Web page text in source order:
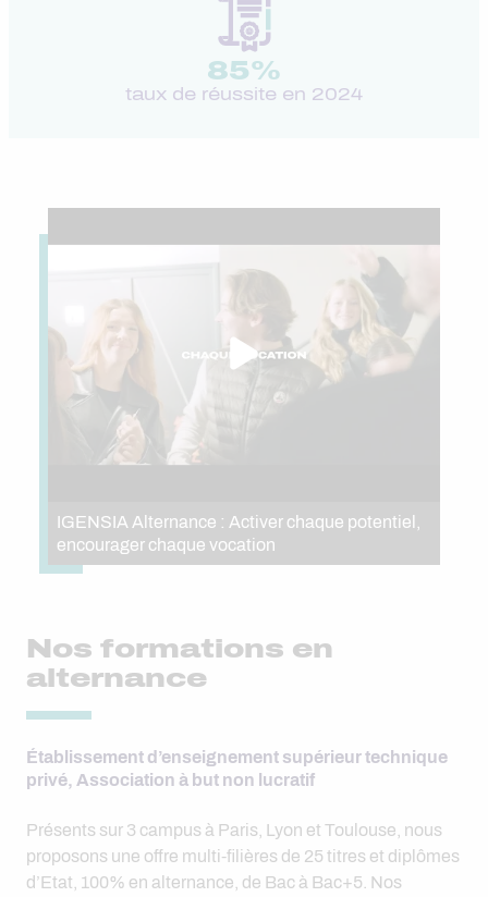
85%
taux de réussite en 2024
IGENSIA Alternance : Activer chaque potentiel,
encourager chaque vocation
Nos formations en
alternance
Établissement d’enseignement supérieur technique
privé, Association à but non lucratif
Présents sur 3 campus à Paris, Lyon et Toulouse, nous
proposons une offre multi-filières de 25 titres et diplômes
d’Etat, 100% en alternance, de Bac à Bac+5. Nos